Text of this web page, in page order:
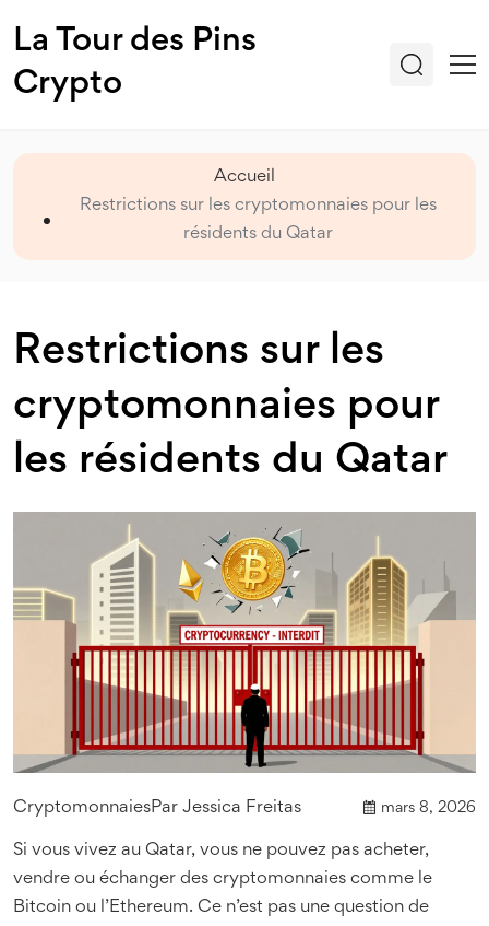
La Tour des Pins
Crypto
Accueil
Restrictions sur les cryptomonnaies pour les
résidents du Qatar
Restrictions sur les
cryptomonnaies pour
les résidents du Qatar
CryptomonnaiesPar Jessica Freitas mars 8, 2026
Si vous vivez au Qatar, vous ne pouvez pas acheter,
vendre ou échanger des cryptomonnaies comme le
Bitcoin ou l’Ethereum. Ce n’est pas une question de